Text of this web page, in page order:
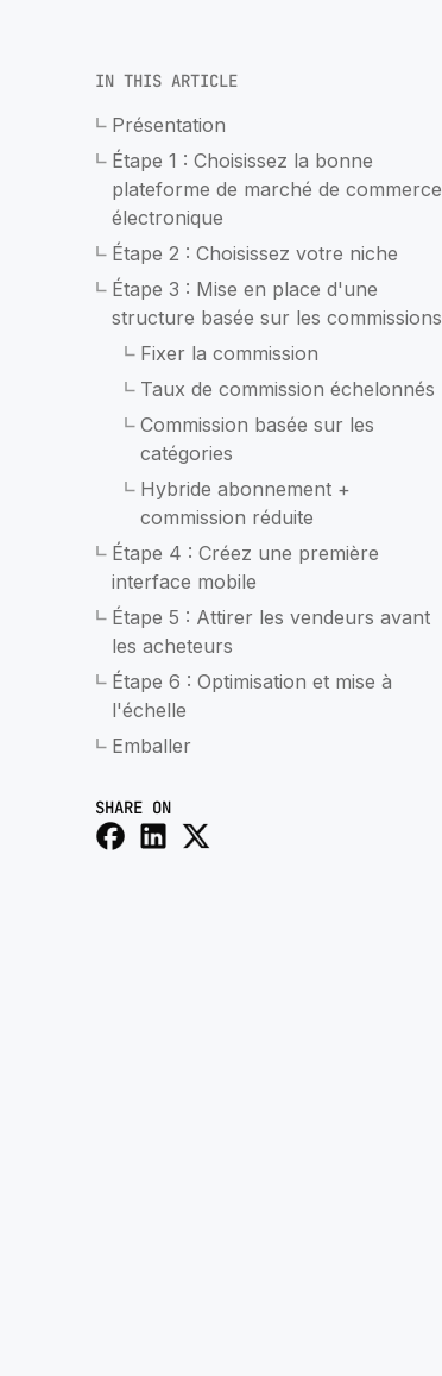
Créez une application dédiée à la
pharmacie et à la livraison de
médicaments pour des magasins
indépendants ou des chaînes
IN THIS ARTICLE
Présentation
Étape 1 : Choisissez la bonne
plateforme de marché de commerce
électronique
Étape 2 : Choisissez votre niche
Étape 3 : Mise en place d'une
structure basée sur les commissions
Fixer la commission
Taux de commission échelonnés
Commission basée sur les
catégories
Hybride abonnement +
commission réduite
Étape 4 : Créez une première
interface mobile
Étape 5 : Attirer les vendeurs avant
les acheteurs
Étape 6 : Optimisation et mise à
l'échelle
Emballer
SHARE ON